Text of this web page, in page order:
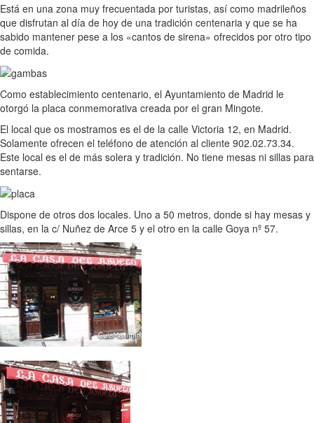
Está en una zona muy frecuentada por turistas, así como madrileños
que disfrutan al día de hoy de una tradición centenaria y que se ha
sabido mantener pese a los «cantos de sirena» ofrecidos por otro tipo
de comida.
Como establecimiento centenario, el Ayuntamiento de Madrid le
otorgó la placa conmemorativa creada por el gran Mingote.
El local que os mostramos es el de la calle Victoria 12, en Madrid.
Solamente ofrecen el teléfono de atención al cliente 902.02.73.34.
Este local es el de más solera y tradición. No tiene mesas ni sillas para
sentarse.
Dispone de otros dos locales. Uno a 50 metros, donde si hay mesas y
sillas, en la c/ Nuñez de Arce 5 y el otro en la calle Goya nº 57.